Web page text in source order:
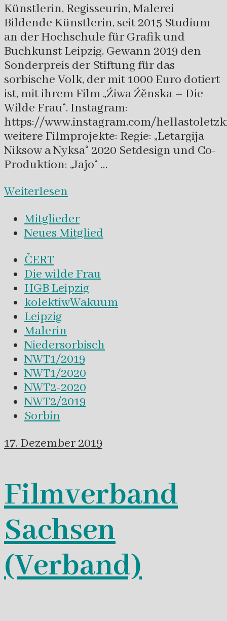
Künstlerin, Regisseurin, Malerei
Bildende Künstlerin, seit 2015 Studium
an der Hochschule für Grafik und
Buchkunst Leipzig. Gewann 2019 den
Sonderpreis der Stiftung für das
sorbische Volk, der mit 1000 Euro dotiert
ist, mit ihrem Film „Źiwa Źěnska – Die
Wilde Frau“. Instagram:
https://www.instagram.com/
weitere Filmprojekte: Regie: „Letargija
Niksow a Nyksa“ 2020 Setdesign und Co-
Produktion: „Jajo“ …
Weiterlesen
Mitglieder
Neues Mitglied
ČERT
Die wilde Frau
HGB Leipzig
kolektiwWakuum
Leipzig
Malerin
Niedersorbisch
NWT1/2019
NWT1/2020
NWT2-2020
NWT2/2019
Sorbin
17. Dezember 2019
Filmverband
Sachsen
(Verband)